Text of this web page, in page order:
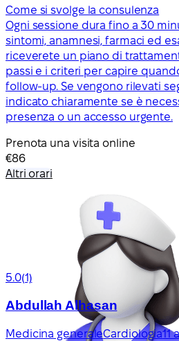
Come si svolge la consulenza
Ogni sessione dura fino a 30
sintomi, anamnesi, farmaci ed
riceverete un piano di
passi e i criteri per capire
follow-up. Se vengono rilevati
indicato chiaramente se è
presenza o un accesso urgente.
Prenota una visita online
€86
Altri orari
5.0(1)
Abdullah Alhasan
Medicina generaleCardiologia11